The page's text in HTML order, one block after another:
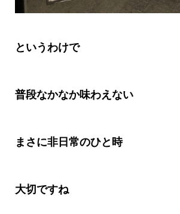
というわけで
普段なかなか味わえない
まさに非日常のひと時
大切ですね